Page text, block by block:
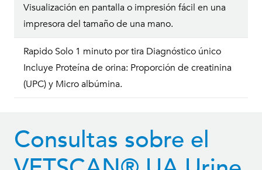
Visualización en pantalla o impresión fácil en una
impresora del tamaño de una mano.
Rapido Solo 1 minuto por tira Diagnóstico único
Incluye Proteína de orina: Proporción de creatinina
(UPC) y Micro albúmina.
Consultas sobre el